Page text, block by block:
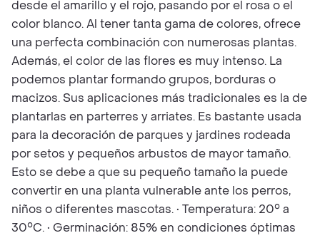
desde el amarillo y el rojo, pasando por el rosa o el
color blanco. Al tener tanta gama de colores, ofrece
una perfecta combinación con numerosas plantas.
Además, el color de las flores es muy intenso. La
podemos plantar formando grupos, borduras o
macizos. Sus aplicaciones más tradicionales es la de
plantarlas en parterres y arriates. Es bastante usada
para la decoración de parques y jardines rodeada
por setos y pequeños arbustos de mayor tamaño.
Esto se debe a que su pequeño tamaño la puede
convertir en una planta vulnerable ante los perros,
niños o diferentes mascotas. • Temperatura: 20° a
30°C. • Germinación: 85% en condiciones óptimas